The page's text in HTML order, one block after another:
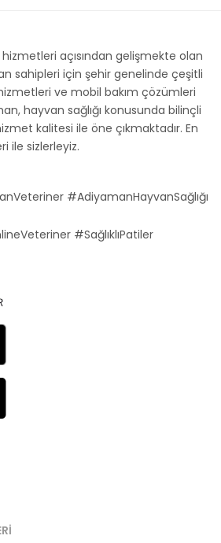
açısından gelişmekte olan
sahipleri için şehir genelinde çeşitli
ve mobil bakım çözümleri
hayvan sağlığı konusunda bilinçli
kalitesi ile öne çıkmaktadır. En
ile sizlerleyiz.
#AdiyamanHayvanSağlığı
#SağlıklıPatiler